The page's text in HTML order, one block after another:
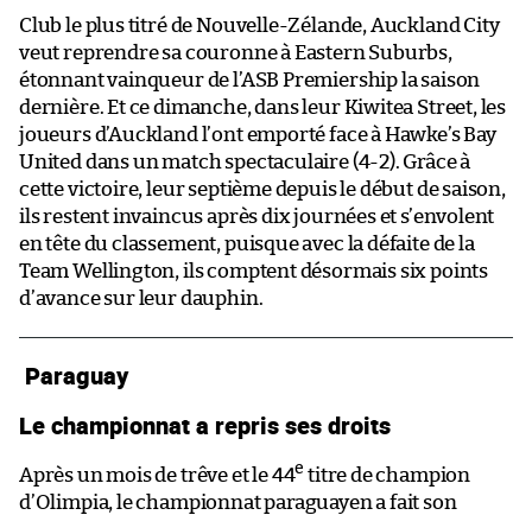
Club le plus titré de Nouvelle-Zélande, Auckland City
veut reprendre sa couronne à Eastern Suburbs,
étonnant vainqueur de l’ASB Premiership la saison
dernière. Et ce dimanche, dans leur Kiwitea Street, les
joueurs d’Auckland l’ont emporté face à Hawke’s Bay
United dans un match spectaculaire (4-2). Grâce à
cette victoire, leur septième depuis le début de saison,
ils restent invaincus après dix journées et s’envolent
en tête du classement, puisque avec la défaite de la
Team Wellington, ils comptent désormais six points
d’avance sur leur dauphin.
Paraguay
Le championnat a repris ses droits
Après un mois de trêve et le 44e titre de champion
d’Olimpia, le championnat paraguayen a fait son